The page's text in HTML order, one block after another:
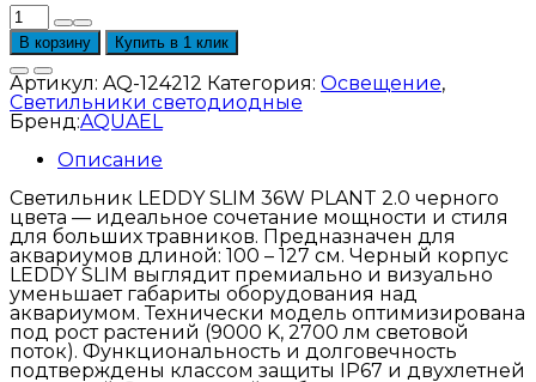
Количество
товара
Светильник
LEDDY
SLIM
36W
PLANT
черный
В корзину Купить в 1 клик
Артикул: AQ-124212 Категория: Освещение,
Светильники светодиодные
Бренд:AQUAEL
Описание
Светильник LEDDY SLIM 36W PLANT 2.0 черного
цвета — идеальное сочетание мощности и стиля
для больших травников. Предназначен для
аквариумов длиной: 100 – 127 см. Черный корпус
LEDDY SLIM выглядит премиально и визуально
уменьшает габариты оборудования над
аквариумом. Технически модель оптимизирована
под рост растений (9000 K, 2700 лм световой
поток). Функциональность и долговечность
подтверждены классом защиты IP67 и двухлетней